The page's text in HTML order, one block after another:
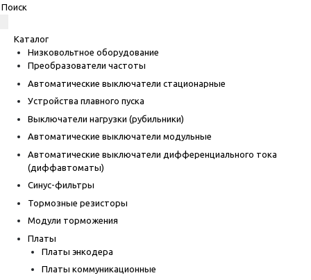
Каталог
Низковольтное оборудование
Преобразователи частоты
Автоматические выключатели стационарные
Устройства плавного пуска
Выключатели нагрузки (рубильники)
Автоматические выключатели модульные
Автоматические выключатели дифференциального тока
(диффавтоматы)
Синус-фильтры
Тормозные резисторы
Модули торможения
Платы
Платы энкодера
Платы коммуникационные